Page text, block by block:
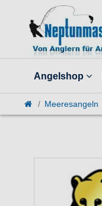
Angelshop
Meeresangeln